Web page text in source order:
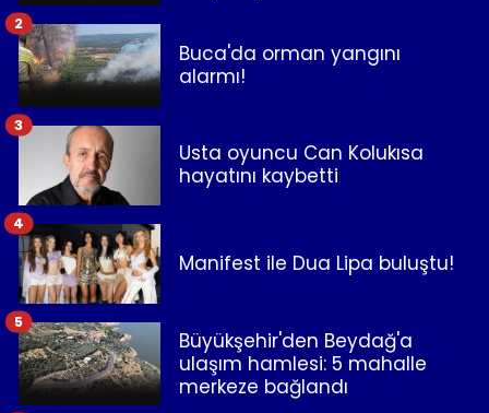
Buca'da orman yangını
alarmı!
2
Usta oyuncu Can Kolukısa
hayatını kaybetti
3
Manifest ile Dua Lipa buluştu!
4
Büyükşehir'den Beydağ'a
ulaşım hamlesi: 5 mahalle
merkeze bağlandı
5